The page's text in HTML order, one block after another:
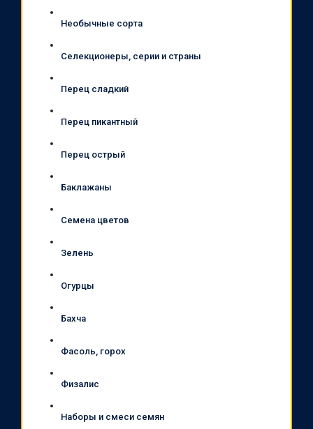
Необычные сорта
Селекционеры, серии и страны
Перец сладкий
Перец пикантный
Перец острый
Баклажаны
Семена цветов
Зелень
Огурцы
Бахча
Фасоль, горох
Физалис
Наборы и смеси семян